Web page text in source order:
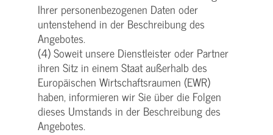
Ihrer personenbezogenen Daten oder
untenstehend in der Beschreibung des
Angebotes.
(4) Soweit unsere Dienstleister oder Partner
ihren Sitz in einem Staat außerhalb des
Europäischen Wirtschaftsraumen (EWR)
haben, informieren wir Sie über die Folgen
dieses Umstands in der Beschreibung des
Angebotes.